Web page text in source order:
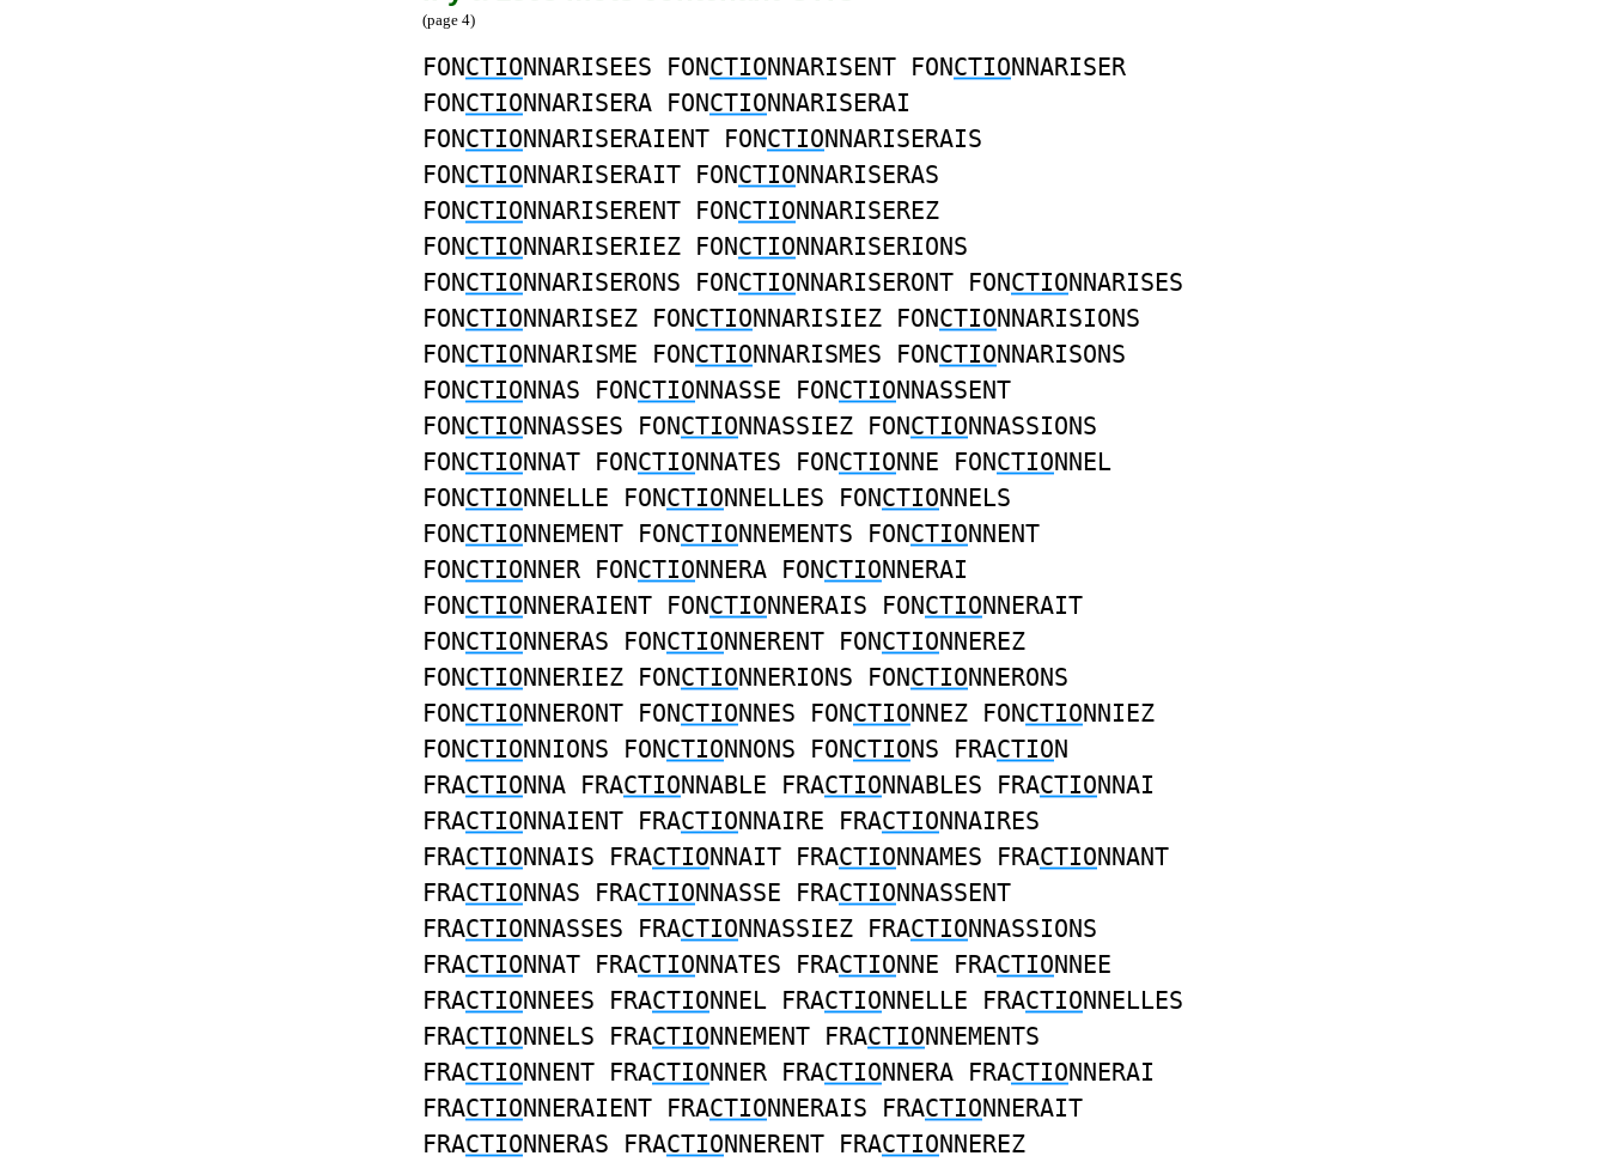
(page 4)
FONCTIONNARISEES FONCTIONNARISENT FONCTIONNARISER
FONCTIONNARISERA FONCTIONNARISERAI
FONCTIONNARISERAIENT FONCTIONNARISERAIS
FONCTIONNARISERAIT FONCTIONNARISERAS
FONCTIONNARISERENT FONCTIONNARISEREZ
FONCTIONNARISERIEZ FONCTIONNARISERIONS
FONCTIONNARISERONS FONCTIONNARISERONT FONCTIONNARISES
FONCTIONNARISEZ FONCTIONNARISIEZ FONCTIONNARISIONS
FONCTIONNARISME FONCTIONNARISMES FONCTIONNARISONS
FONCTIONNAS FONCTIONNASSE FONCTIONNASSENT
FONCTIONNASSES FONCTIONNASSIEZ FONCTIONNASSIONS
FONCTIONNAT FONCTIONNATES FONCTIONNE FONCTIONNEL
FONCTIONNELLE FONCTIONNELLES FONCTIONNELS
FONCTIONNEMENT FONCTIONNEMENTS FONCTIONNENT
FONCTIONNER FONCTIONNERA FONCTIONNERAI
FONCTIONNERAIENT FONCTIONNERAIS FONCTIONNERAIT
FONCTIONNERAS FONCTIONNERENT FONCTIONNEREZ
FONCTIONNERIEZ FONCTIONNERIONS FONCTIONNERONS
FONCTIONNERONT FONCTIONNES FONCTIONNEZ FONCTIONNIEZ
FONCTIONNIONS FONCTIONNONS FONCTIONS FRACTION
FRACTIONNA FRACTIONNABLE FRACTIONNABLES FRACTIONNAI
FRACTIONNAIENT FRACTIONNAIRE FRACTIONNAIRES
FRACTIONNAIS FRACTIONNAIT FRACTIONNAMES FRACTIONNANT
FRACTIONNAS FRACTIONNASSE FRACTIONNASSENT
FRACTIONNASSES FRACTIONNASSIEZ FRACTIONNASSIONS
FRACTIONNAT FRACTIONNATES FRACTIONNE FRACTIONNEE
FRACTIONNEES FRACTIONNEL FRACTIONNELLE FRACTIONNELLES
FRACTIONNELS FRACTIONNEMENT FRACTIONNEMENTS
FRACTIONNENT FRACTIONNER FRACTIONNERA FRACTIONNERAI
FRACTIONNERAIENT FRACTIONNERAIS FRACTIONNERAIT
FRACTIONNERAS FRACTIONNERENT FRACTIONNEREZ